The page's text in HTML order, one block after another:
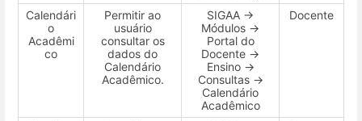
Calendári
o
Acadêmi
co
Permitir ao
usuário
consultar os
dados do
Calendário
Acadêmico.
SIGAA →
Módulos →
Portal do
Docente →
Ensino →
Consultas →
Calendário
Acadêmico
Docente